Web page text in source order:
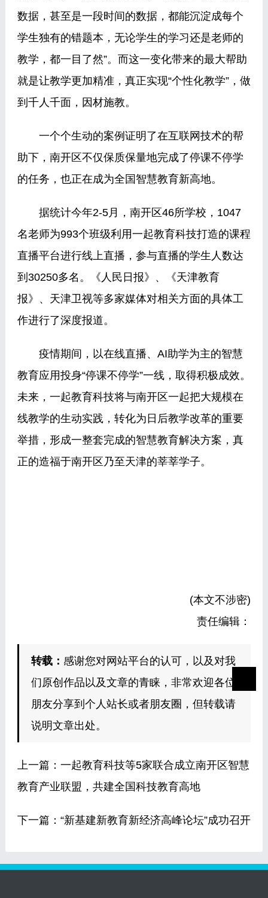
数据，甚至是一段时间的数据，都能沉淀成每个
学生独有的错题本，无论学生的学习还是老师的
教学，都一目了然”。而这一变化带来的最大帮助
就是让教学更加精准，真正实现“个性化教学”，做
到千人千面，因材施教。
一个个生动的案例证明了在互联网技术的帮
助下，南开区不仅保质保量地完成了停课不停学
的任务，也正在成为全国智慧教育新高地。
据统计今年2-5月，南开区46所学校，1047
名老师为993个班级利用一起教育科技打造的课程
直播平台进行线上直播，参与直播的学生人数达
到30250多名。《人民日报》、《天津教育
报》、天津卫视等多家媒体对相关方面的具体工
作进行了深度报道。
疫情期间，以在线直播、AI助学为主的智慧
教育应用投身“停课不停学”一线，取得积极成效。
未来，一起教育科技将与南开区一起把大规模在
线教学的生动实践，转化为日后教学改革的重要
举措，形成一整套完成的智慧教育解决方案，真
正的造福于南开区乃至天津的莘莘学子。
(本文不涉密)
责任编辑：
转载： 感谢您对网站平台的认可，以及对我
们原创作品以及文章的青睐，非常欢迎各位
朋友分享到个人站长或者朋友圈，但转载请
说明文章出处。
上一篇： 一起教育科技等5家联合成立南开区智慧
教育产业联盟，共建全国科技教育高地
下一篇： “新基建新教育新经济高峰论坛”成功召开